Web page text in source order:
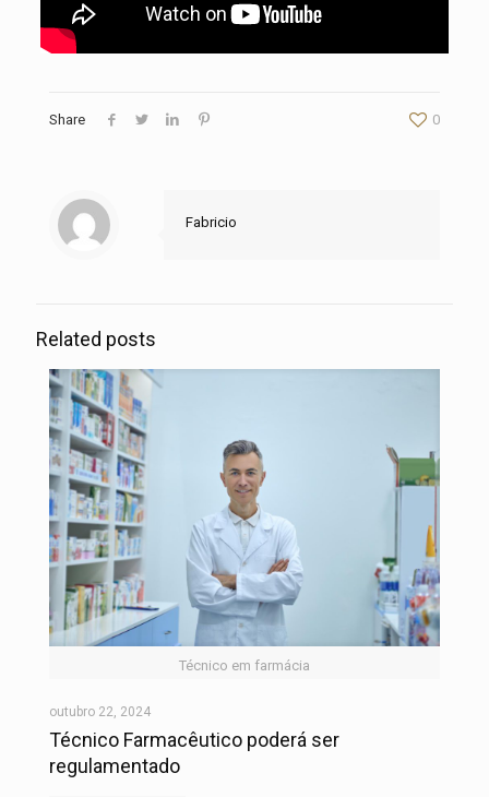
Share 0
Fabricio
Related posts
Técnico em farmácia
outubro 22, 2024
Técnico Farmacêutico poderá ser
regulamentado